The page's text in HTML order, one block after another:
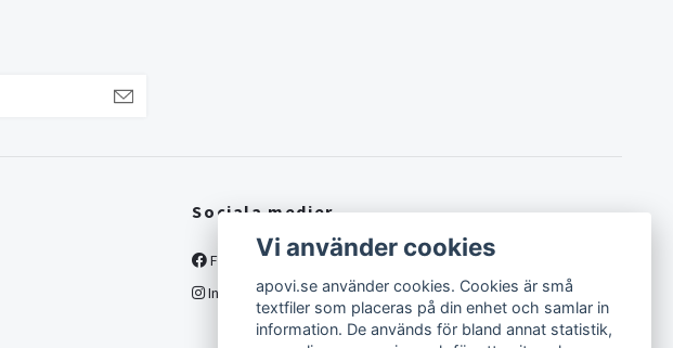
Sociala medier
Facebook
Instagram
Vi använder cookies
apovi.se använder cookies. Cookies är små
textfiler som placeras på din enhet och samlar in
information. De används för bland annat statistik,